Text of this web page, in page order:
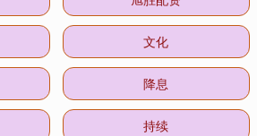
文化
降息
持续